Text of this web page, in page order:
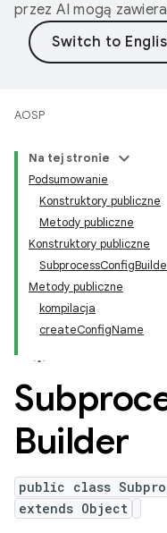
przez AI mogą
AOSP
Na tej stronie
Podsumowanie
Konstruktory publiczne
Metody publiczne
Konstruktory publiczne
Metody publiczne
kompilacja
createConfigName
Builder
public class
extends Object